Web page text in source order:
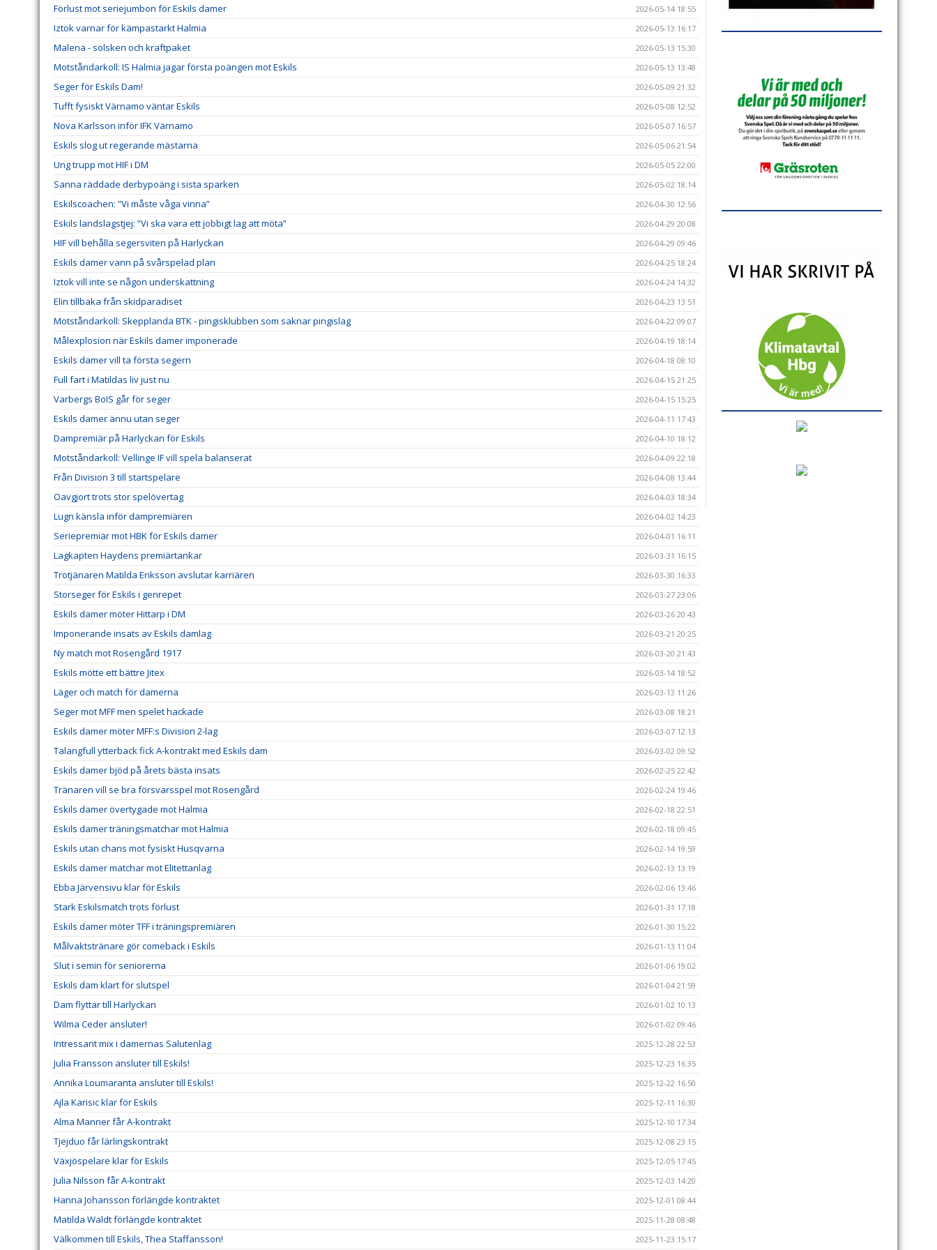
Förlust mot seriejumbon för Eskils damer 2026-05-14 18:55
Iztok varnar för kämpastarkt Halmia 2026-05-13 16:17
Malena - solsken och kraftpaket 2026-05-13 15:30
Motståndarkoll: IS Halmia jagar första poängen mot Eskils 2026-05-13 13:48
Seger för Eskils Dam! 2026-05-09 21:32
Tufft fysiskt Värnamo väntar Eskils 2026-05-08 12:52
Nova Karlsson inför IFK Värnamo 2026-05-07 16:57
Eskils slog ut regerande mästarna 2026-05-06 21:54
Ung trupp mot HIF i DM 2026-05-05 22:00
Sanna räddade derbypoäng i sista sparken 2026-05-02 18:14
Eskilscoachen: ”Vi måste våga vinna” 2026-04-30 12:56
Eskils landslagstjej: ”Vi ska vara ett jobbigt lag att möta” 2026-04-29 20:08
HIF vill behålla segersviten på Harlyckan 2026-04-29 09:46
Eskils damer vann på svårspelad plan 2026-04-25 18:24
Iztok vill inte se någon underskattning 2026-04-24 14:32
Elin tillbaka från skidparadiset 2026-04-23 13:51
Motståndarkoll: Skepplanda BTK - pingisklubben som saknar pingislag 2026-04-22 09:07
Målexplosion när Eskils damer imponerade 2026-04-19 18:14
Eskils damer vill ta första segern 2026-04-18 08:10
Full fart i Matildas liv just nu 2026-04-15 21:25
Varbergs BoIS går för seger 2026-04-15 15:25
Eskils damer ännu utan seger 2026-04-11 17:43
Dampremiär på Harlyckan för Eskils 2026-04-10 18:12
Motståndarkoll: Vellinge IF vill spela balanserat 2026-04-09 22:18
Från Division 3 till startspelare 2026-04-08 13:44
Oavgjort trots stor spelövertag 2026-04-03 18:34
Lugn känsla inför dampremiären 2026-04-02 14:23
Seriepremiär mot HBK för Eskils damer 2026-04-01 16:11
Lagkapten Haydens premiärtankar 2026-03-31 16:15
Trotjänaren Matilda Eriksson avslutar karriären 2026-03-30 16:33
Storseger för Eskils i genrepet 2026-03-27 23:06
Eskils damer möter Hittarp i DM 2026-03-26 20:43
Imponerande insats av Eskils damlag 2026-03-21 20:25
Ny match mot Rosengård 1917 2026-03-20 21:43
Eskils mötte ett bättre Jitex 2026-03-14 18:52
Läger och match för damerna 2026-03-13 11:26
Seger mot MFF men spelet hackade 2026-03-08 18:21
Eskils damer möter MFF:s Division 2-lag 2026-03-07 12:13
Talangfull ytterback fick A-kontrakt med Eskils dam 2026-03-02 09:52
Eskils damer bjöd på årets bästa insats 2026-02-25 22:42
Tränaren vill se bra försvarsspel mot Rosengård 2026-02-24 19:46
Eskils damer övertygade mot Halmia 2026-02-18 22:51
Eskils damer träningsmatchar mot Halmia 2026-02-18 09:45
Eskils utan chans mot fysiskt Husqvarna 2026-02-14 19:59
Eskils damer matchar mot Elitettanlag 2026-02-13 13:19
Ebba Järvensivu klar för Eskils 2026-02-06 13:46
Stark Eskilsmatch trots förlust 2026-01-31 17:18
Eskils damer möter TFF i träningspremiären 2026-01-30 15:22
Målvaktstränare gör comeback i Eskils 2026-01-13 11:04
Slut i semin för seniorerna 2026-01-06 19:02
Eskils dam klart för slutspel 2026-01-04 21:59
Dam flyttar till Harlyckan 2026-01-02 10:13
Wilma Ceder ansluter! 2026-01-02 09:46
Intressant mix i damernas Salutenlag 2025-12-28 22:53
Julia Fransson ansluter till Eskils! 2025-12-23 16:35
Annika Loumaranta ansluter till Eskils! 2025-12-22 16:50
Ajla Karisic klar för Eskils 2025-12-11 16:30
Alma Manner får A-kontrakt 2025-12-10 17:34
Tjejduo får lärlingskontrakt 2025-12-08 23:15
Växjöspelare klar för Eskils 2025-12-05 17:45
Julia Nilsson får A-kontrakt 2025-12-03 14:20
Hanna Johansson förlängde kontraktet 2025-12-01 08:44
Matilda Waldt förlängde kontraktet 2025-11-28 08:48
Välkommen till Eskils, Thea Staffansson! 2025-11-23 15:17